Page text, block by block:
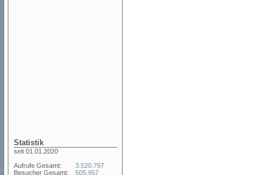
Statistik
seit 01.01.2020
Aufrufe Gesamt:
Besucher Gesamt:
3.520.797
505.957